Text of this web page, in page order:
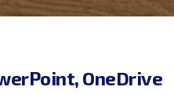
OneDrive